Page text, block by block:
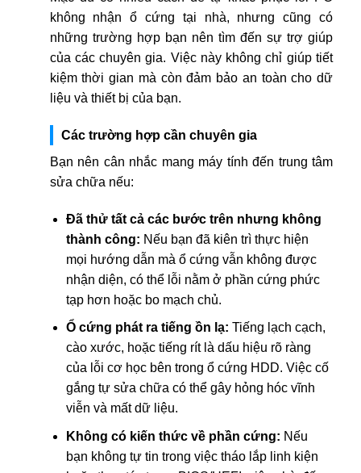
không nhận ổ cứng tại nhà, nhưng cũng có
những trường hợp bạn nên tìm đến sự trợ giúp
của các chuyên gia. Việc này không chỉ giúp tiết
kiệm thời gian mà còn đảm bảo an toàn cho dữ
liệu và thiết bị của bạn.
Các trường hợp cần chuyên gia
Bạn nên cân nhắc mang máy tính đến trung tâm
sửa chữa nếu:
Đã thử tất cả các bước trên nhưng không
thành công: Nếu bạn đã kiên trì thực hiện
mọi hướng dẫn mà ổ cứng vẫn không được
nhận diện, có thể lỗi nằm ở phần cứng phức
tạp hơn hoặc bo mạch chủ.
Ổ cứng phát ra tiếng ồn lạ: Tiếng lạch cạch,
cào xước, hoặc tiếng rít là dấu hiệu rõ ràng
của lỗi cơ học bên trong ổ cứng HDD. Việc cố
gắng tự sửa chữa có thể gây hỏng hóc vĩnh
viễn và mất dữ liệu.
Không có kiến thức về phần cứng: Nếu
bạn không tự tin trong việc tháo lắp linh kiện